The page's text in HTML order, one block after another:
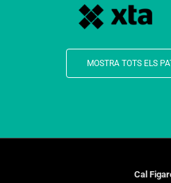
MOSTRA TOTS ELS
Cal